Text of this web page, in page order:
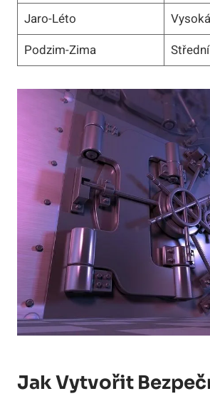
Jaro-Léto
Vysoká
Podzim-Zima
Střední
Jak Vytvořit